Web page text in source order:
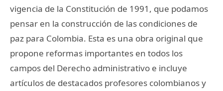
vigencia de la Constitución de 1991, que podamos
pensar en la construcción de las condiciones de
paz para Colombia. Esta es una obra original que
propone reformas importantes en todos los
campos del Derecho administrativo e incluye
artículos de destacados profesores colombianos y